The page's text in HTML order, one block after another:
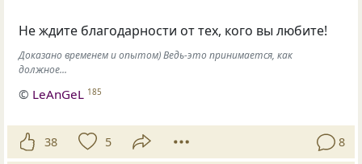
Не ждите благодарности от тех, кого вы любите!
Доказано временем и опытом) Ведь-это принимается, как
должное...
© LeAnGeL 185
38 5 8